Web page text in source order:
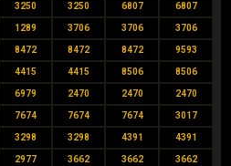
3250 3250 6807 6807
1289 3706 3706 3706
8472 8472 8472 9593
4415 4415 8506 8506
6979 2470 2470 2470
7674 7674 7674 3017
3298 3298 4391 4391
2977 3662 3662 3662